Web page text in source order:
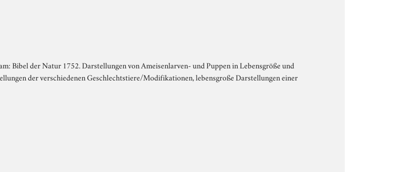
Bibel der Natur 1752. Darstellungen von Ameisenlarven- und Puppen in Lebensgröße und
der verschiedenen Geschlechtstiere/Modifikationen, lebensgroße Darstellungen einer